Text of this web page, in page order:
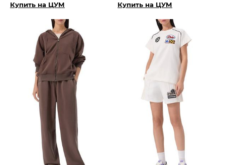
Купить на ЦУМ Купить на ЦУМ